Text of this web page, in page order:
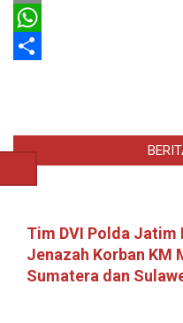
Tim DVI Polda Jatim
Jenazah Korban KM
Sumatera dan